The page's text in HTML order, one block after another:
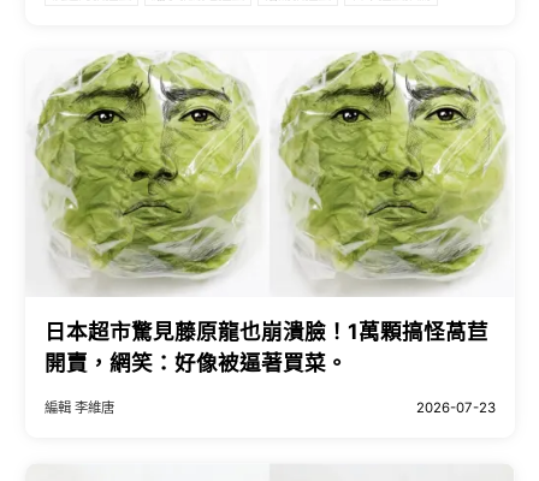
日本超市驚見藤原龍也崩潰臉！1萬顆搞怪萵苣
開賣，網笑：好像被逼著買菜。
編輯 李維唐 2026-07-23